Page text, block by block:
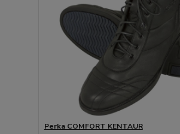
Perka COMFORT KENTAUR